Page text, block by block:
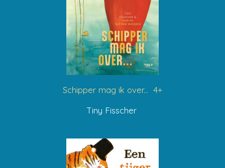
Schipper mag ik over... 4+
Tiny Fisscher